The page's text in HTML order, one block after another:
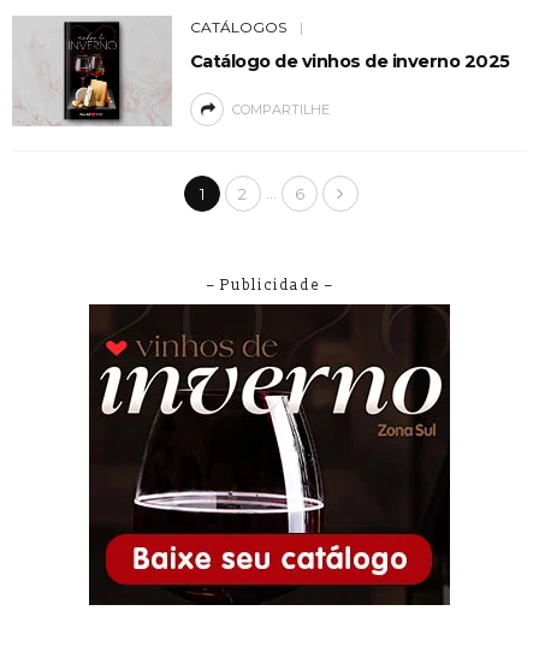
CATÁLOGOS
Catálogo de vinhos de inverno 2025
COMPARTILHE
1 2 … 6
– Publicidade –